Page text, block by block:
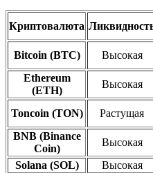
Криптовалюта
Bitcoin (BTC) Высокая
Ethereum
(ETH)
Высокая
Toncoin (TON)
Растущая
BNB (Binance
Coin)
Высокая
Solana (SOL)
Высокая